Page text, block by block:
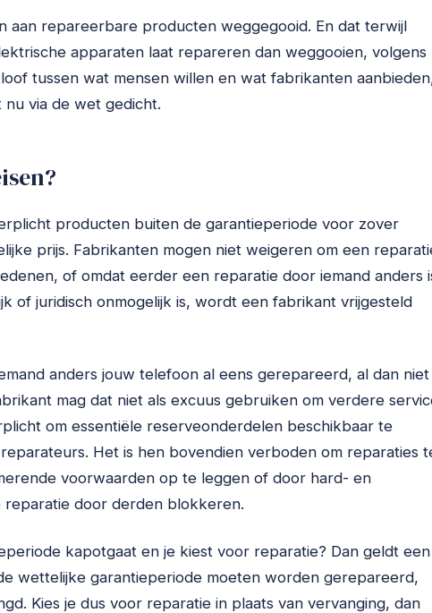
aan repareerbare producten weggegooid. En dat terwijl
apparaten laat repareren dan weggooien, volgens
tussen wat mensen willen en wat fabrikanten
via de wet gedicht.
producten buiten de garantieperiode voor zover
prijs. Fabrikanten mogen niet weigeren om een
of omdat eerder een reparatie door iemand anders
of juridisch onmogelijk is, wordt een fabrikant vrijgesteld
anders jouw telefoon al eens gerepareerd, al dan niet
mag dat niet als excuus gebruiken om verdere
om essentiële reserveonderdelen beschikbaar te
Het is hen bovendien verboden om reparaties
voorwaarden op te leggen of door hard- en
door derden blokkeren.
kapotgaat en je kiest voor reparatie? Dan geldt een
wettelijke garantieperiode moeten worden gerepareerd,
Kies je dus voor reparatie in plaats van vervanging, dan